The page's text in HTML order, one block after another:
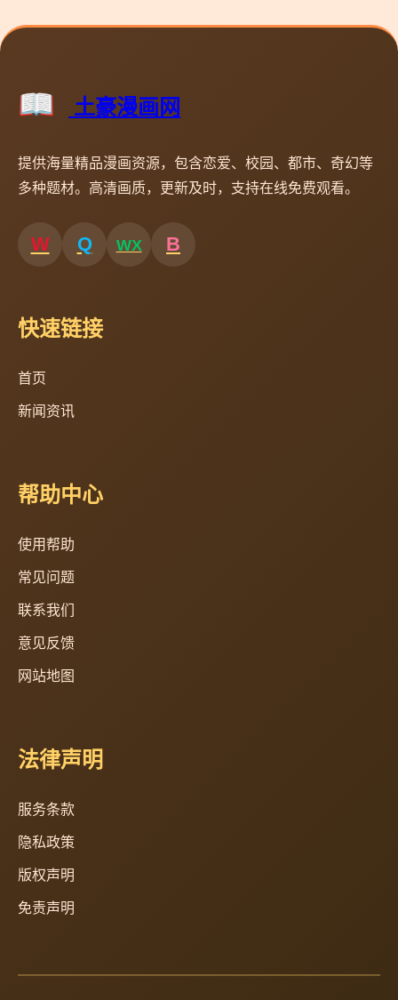
土豪漫画网
提供海量精品漫画资源，包含恋爱、校园、都市、奇幻等
多种题材。高清画质，更新及时，支持在线免费观看。
快速链接
首页
新闻资讯
帮助中心
使用帮助
常见问题
联系我们
意见反馈
网站地图
法律声明
服务条款
隐私政策
版权声明
免责声明